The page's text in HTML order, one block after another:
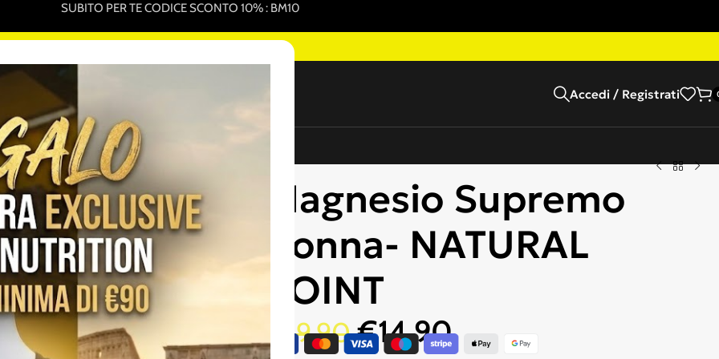
SUBITO PER TE CODICE SCONTO 10% : BM10
Accedi / Registrati
Sportive In VenditaPromo Pack
Magnesio Supremo
Donna- NATURAL
POINT
29,90 €14,90